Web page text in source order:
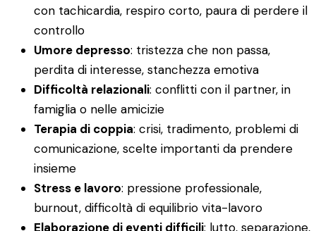
con tachicardia, respiro corto, paura di perdere il
controllo
Umore depresso: tristezza che non passa,
perdita di interesse, stanchezza emotiva
Difficoltà relazionali: conflitti con il partner, in
famiglia o nelle amicizie
Terapia di coppia: crisi, tradimento, problemi di
comunicazione, scelte importanti da prendere
insieme
Stress e lavoro: pressione professionale,
burnout, difficoltà di equilibrio vita-lavoro
Elaborazione di eventi difficili: lutto, separazione,